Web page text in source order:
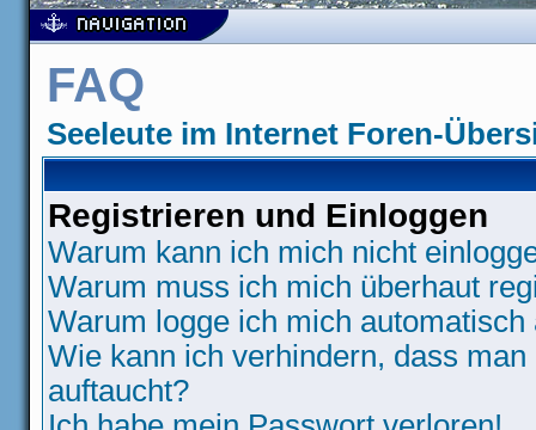
FAQ
Seeleute im Internet Foren-
Registrieren und Einloggen
Warum kann ich mich nicht
Warum muss ich mich überhaut
Warum logge ich mich automatisch
Wie kann ich verhindern, dass
auftaucht?